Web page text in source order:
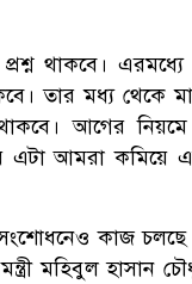
থাকবে।
তার মধ্য থেকে
আগের
এটা আমরা কমিয়ে
কাজ চলছে
মহিবুল হাসান